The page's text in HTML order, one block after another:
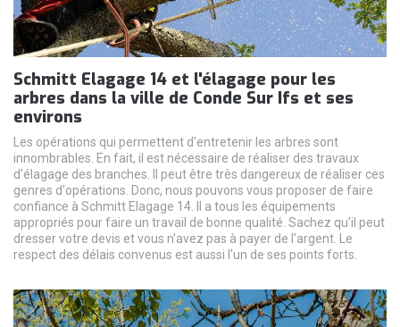
Schmitt Elagage 14 et l'élagage pour les
arbres dans la ville de Conde Sur Ifs et ses
environs
Les opérations qui permettent d'entretenir les arbres sont
innombrables. En fait, il est nécessaire de réaliser des travaux
d'élagage des branches. Il peut être très dangereux de réaliser ces
genres d'opérations. Donc, nous pouvons vous proposer de faire
confiance à Schmitt Elagage 14. Il a tous les équipements
appropriés pour faire un travail de bonne qualité. Sachez qu'il peut
dresser votre devis et vous n'avez pas à payer de l'argent. Le
respect des délais convenus est aussi l'un de ses points forts.